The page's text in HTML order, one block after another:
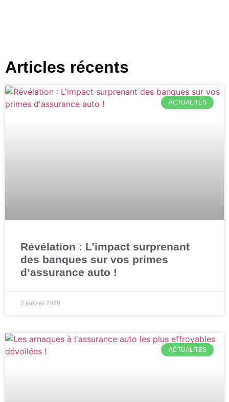
Articles récents
ACTUALITÉS
Révélation : L’impact surprenant
des banques sur vos primes
d’assurance auto !
3 janvier 2026
ACTUALITÉS